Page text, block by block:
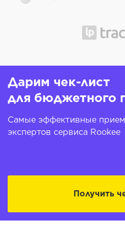
Дарим чек-лист
для бюджетного
Самые эффективные
экспертов сервиса Rookee
Получить